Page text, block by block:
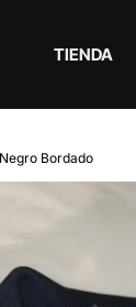
TIENDA
Bordado